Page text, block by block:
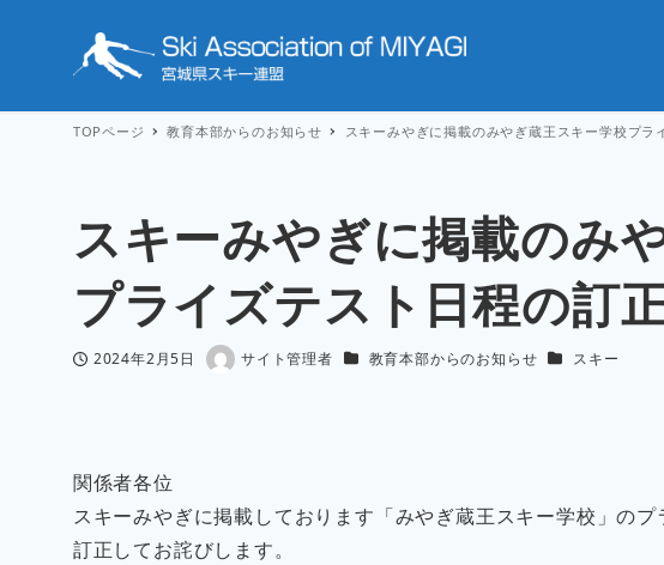
TOPページ 教育本部からのお知らせ スキーみやぎに掲載のみやぎ蔵王スキー学校プラ
スキーみやぎに掲載のみ
プライズテスト日程の訂
投稿日
2024年2月5日
著
サイト管理者 カテゴリー
教育本部からのお知らせ カテゴリー
スキー
関係者各位
スキーみやぎに掲載しております「みやぎ蔵王スキー学校」の
訂正してお詫びします。